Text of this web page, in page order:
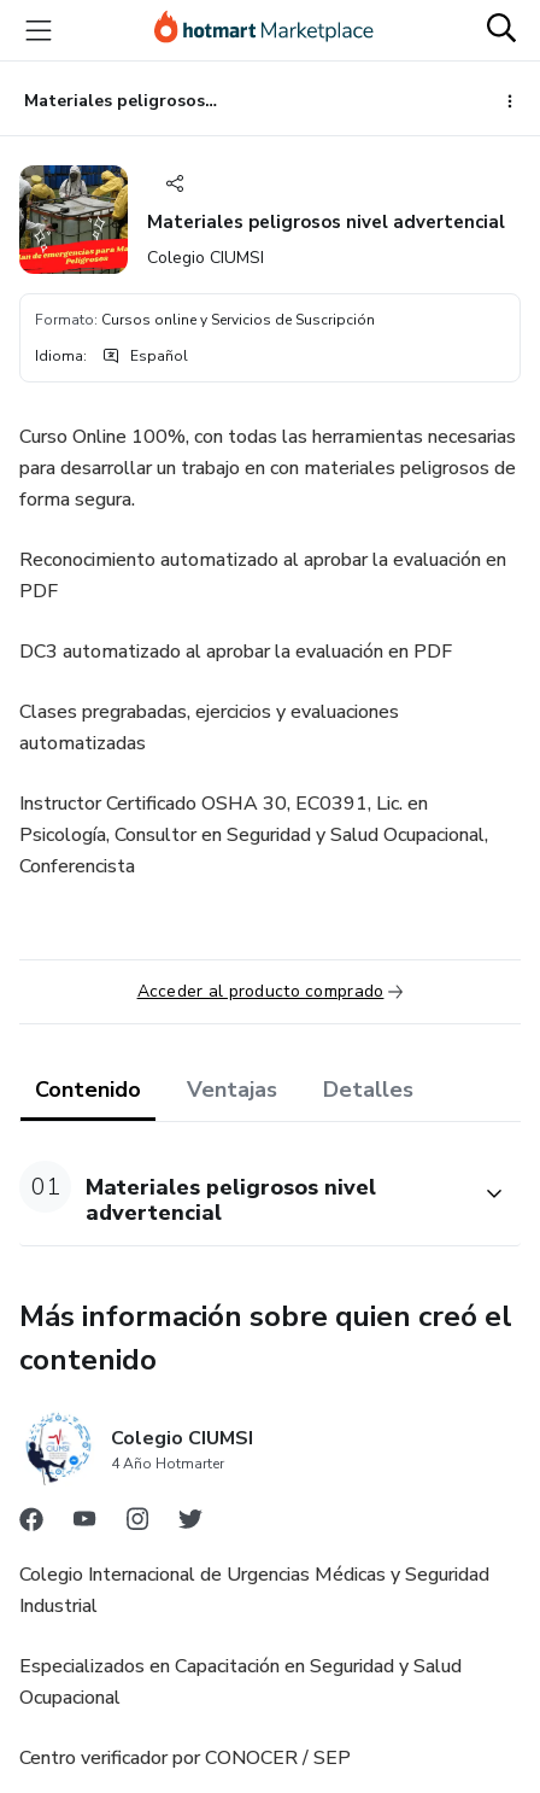
principal
página
de
página
Materiales peligrosos nivel advertencial
Materiales peligrosos nivel advertencial
Colegio CIUMSI
Formato: Cursos online y Servicios de Suscripción
Idioma: Español
Curso Online 100%, con todas las herramientas necesarias
para desarrollar un trabajo en con materiales peligrosos de
forma segura.
Reconocimiento automatizado al aprobar la evaluación en
PDF
DC3 automatizado al aprobar la evaluación en PDF
Clases pregrabadas, ejercicios y evaluaciones
automatizadas
Instructor Certificado OSHA 30, EC0391, Lic. en
Psicología, Consultor en Seguridad y Salud Ocupacional,
Conferencista
Acceder al producto comprado
Contenido Ventajas Detalles
01
Materiales peligrosos nivel
advertencial
Más información sobre quien creó el
contenido
Colegio CIUMSI
4 Año Hotmarter
Colegio Internacional de Urgencias Médicas y Seguridad
Industrial
Especializados en Capacitación en Seguridad y Salud
Ocupacional
Centro verificador por CONOCER / SEP